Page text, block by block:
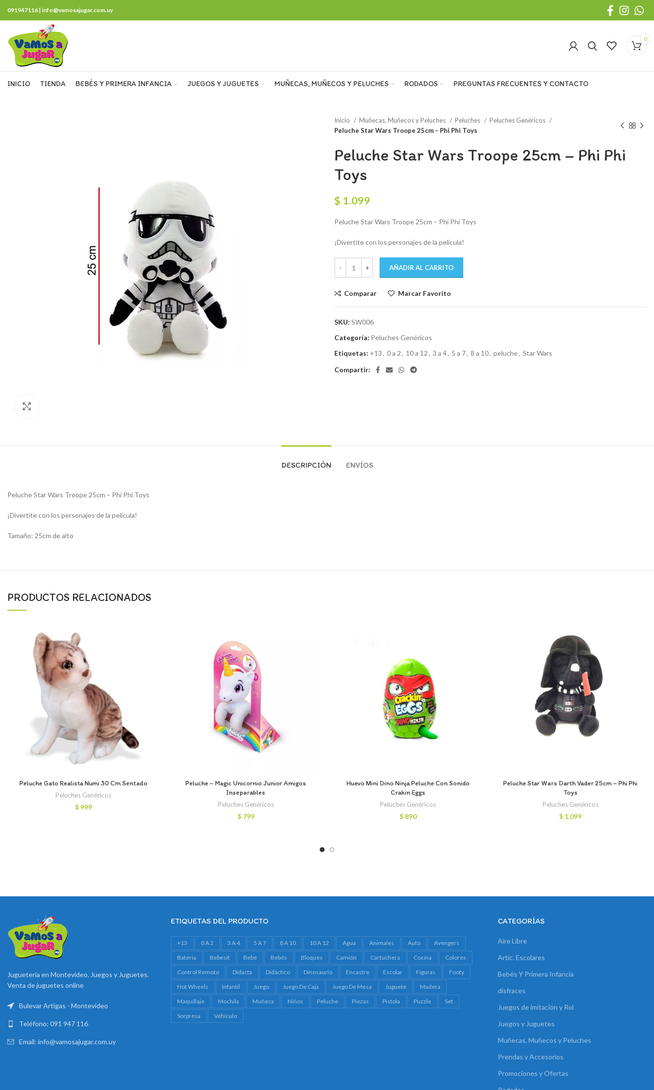
091947116 | info@vamosajugar.com.uy
0
INICIO TIENDA BEBÉS Y PRIMERA INFANCIA JUEGOS Y JUGUETES MUÑECAS, MUÑECOS Y PELUCHES RODADOS PREGUNTAS FRECUENTES Y CONTACTO
Inicio Muñecas, Muñecos y Peluches Peluches
Peluches Genéricos
Peluche Star Wars Troope 25cm – Phi Phi Toys
Peluche Star Wars Troope 25cm – Phi Phi
Toys
$ 1.099
Peluche Star Wars Troope 25cm – Phi Phi Toys
¡Divertite con los personajes de la película!
AÑADIR AL CARRITO
Comparar Marcar Favorito
SKU: SW006
Categoría: Peluches Genéricos
Etiquetas: +13, 0 a 2, 10 a 12, 3 a 4, 5 a 7, 8 a 10, peluche, Star Wars
Compartir:
DESCRIPCIÓN ENVÍOS
Peluche Star Wars Troope 25cm – Phi Phi Toys
¡Divertite con los personajes de la película!
Tamaño: 25cm de alto
PRODUCTOS RELACIONADOS
Peluche Gato Realista Numi 30 Cm Sentado
Peluches Genéricos
$ 999
Peluche – Magic Unicornio Junior Amigos
Inseparables
Peluches Genéricos
$799
Huevo Mini Dino Ninja Peluche Con Sonido
Crakin Eggs
Peluches Genéricos
$ 890
Peluche Star Wars Darth Vader 25cm – Phi Phi
Toys
Peluches Genéricos
$ 1.099
Juguetería en Montevideo. Juegos y Juguetes.
Venta de juguetes online
Bulevar Artigas - Montevideo
Teléfono: 091 947 116
Email: info@vamosajugar.com.uy
ETIQUETAS DEL PRODUCTO
+13 0 A 2 3 A 4 5 A 7 8 A 10 10 A 12 Agua Animales Auto
Avengers
Bateria
Bebesit Bebé Bebés Bloques Camión Cartuchera Cocina
Colores
Control Remoto
Didacta Didáctico Dinosaurio Encastre Escolar Figuras
Footy
Hot Wheels
Infantil Juego Juego De Caja Juego De Mesa Juguete
Madera
Maquillaje
Mochila Muñeca Niños Peluche Piezas Pistola Puzzle
Set
Sorpresa
Vehículo
CATEGORÍAS
Aire Libre
Artíc. Escolares
Bebés Y Primera Infancia
disfraces
Juegos de imitación y Rol
Juegos y Juguetes
Muñecas, Muñecos y Peluches
Prendas y Accesorios
Promociones y Ofertas